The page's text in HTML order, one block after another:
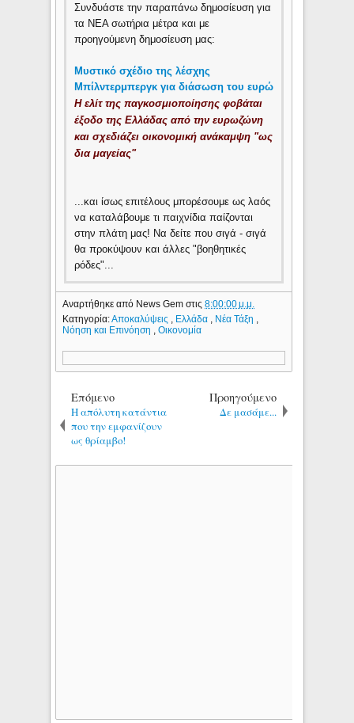
Συνδυάστε την παραπάνω δημοσίευση για
τα ΝΕΑ σωτήρια μέτρα και με
προηγούμενη δημοσίευση μας:
Mυστικό σχέδιο της λέσχης
Μπίλντερμπεργκ για διάσωση του ευρώ
Η ελίτ της παγκοσμιοποίησης φοβάται
έξοδο της Ελλάδας από την ευρωζώνη
και σχεδιάζει οικονομική ανάκαμψη "ως
δια μαγείας"
...και ίσως επιτέλους μπορέσουμε ως λαός
να καταλάβουμε τι παιχνίδια παίζονται
στην πλάτη μας! Να δείτε που σιγά - σιγά
θα προκύψουν και άλλες "βοηθητικές
ρόδες"...
Αναρτήθηκε από News Gemστις8:00:00 μ.μ.
Κατηγορία:Αποκαλύψεις , Ελλάδα , Νέα Τάξη ,
Νόηση και Επινόηση ,Οικονομία
Επόμενο
Η απόλυτη κατάντια
που την εμφανίζουν
ως θρίαμβο!
Προηγούμενο
Δε μασάμε...